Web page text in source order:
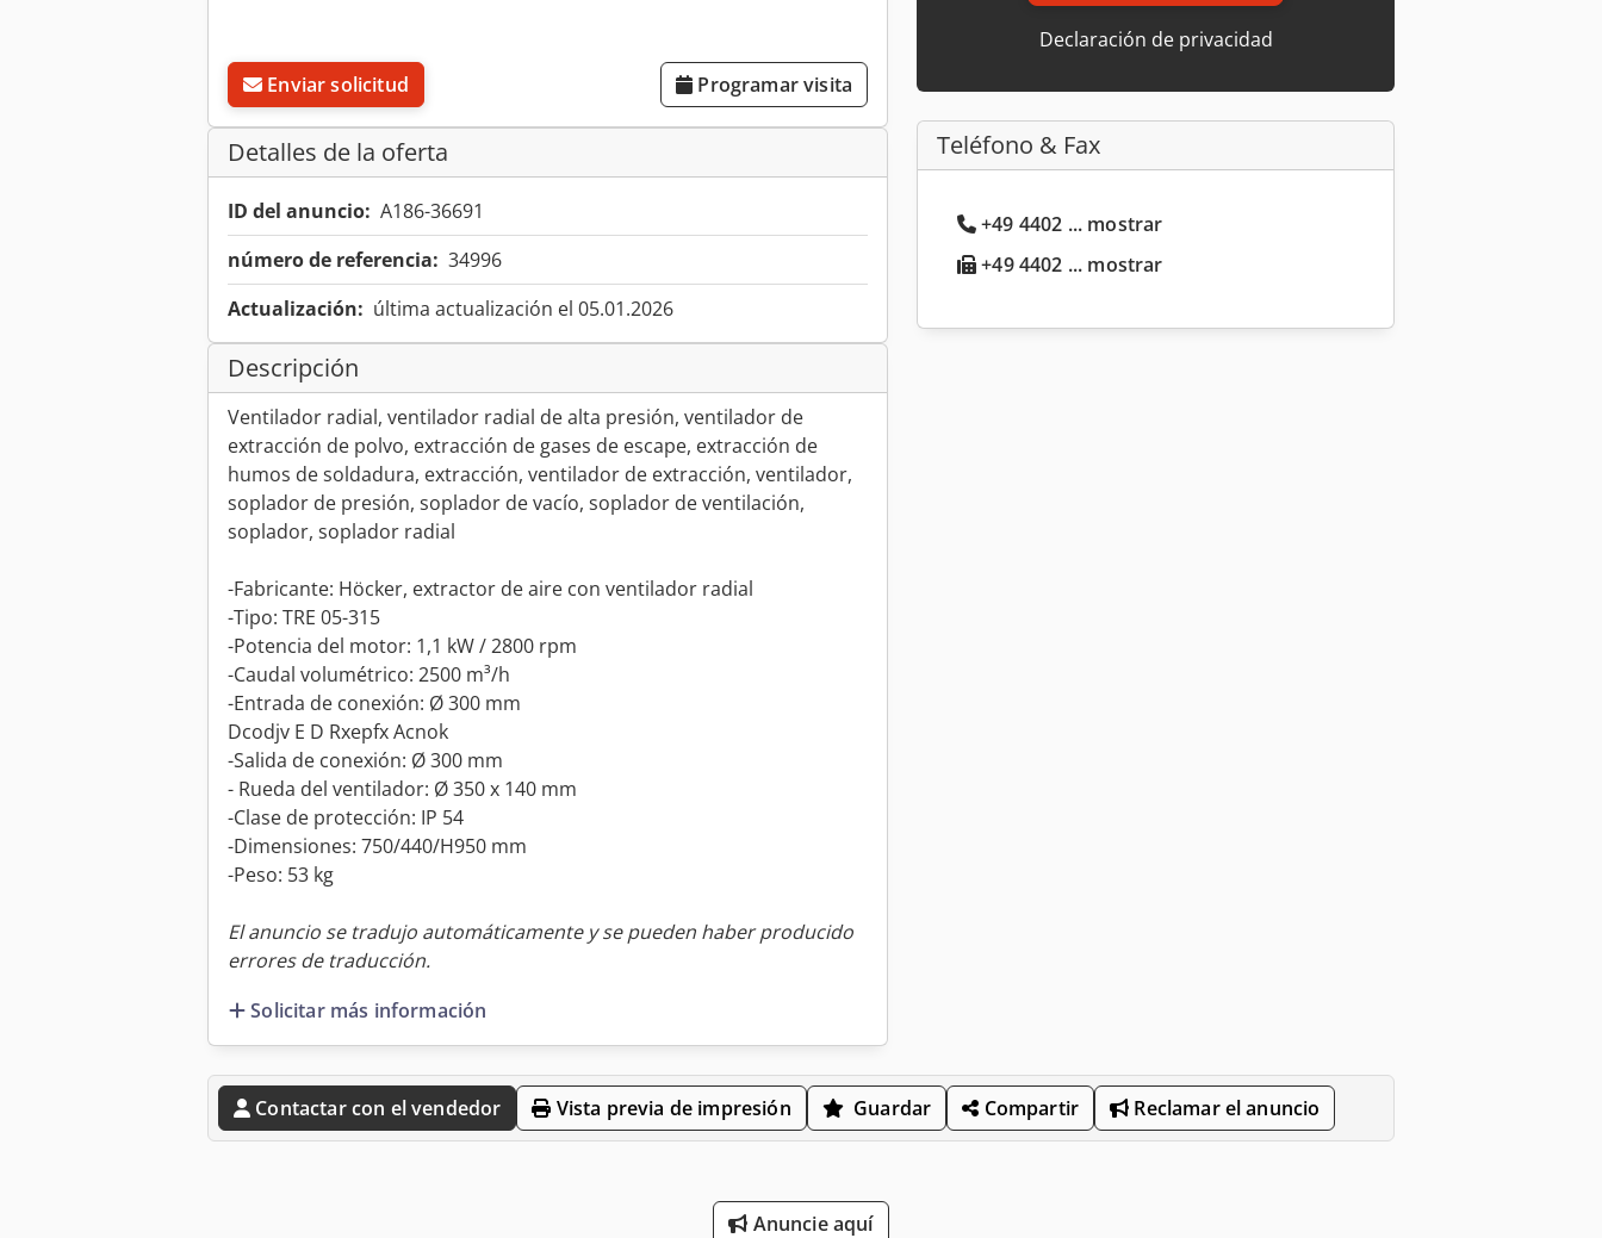
Enviar solicitud Programar visita
Detalles de la oferta
ID del anuncio: A186-36691
número de referencia: 34996
Actualización: última actualización el 05.01.2026
Descripción
Ventilador radial, ventilador radial de alta presión, ventilador de
extracción de polvo, extracción de gases de escape, extracción de
humos de soldadura, extracción, ventilador de extracción, ventilador,
soplador de presión, soplador de vacío, soplador de ventilación,
soplador, soplador radial
-Fabricante: Höcker, extractor de aire con ventilador radial
-Tipo: TRE 05-315
-Potencia del motor: 1,1 kW / 2800 rpm
-Caudal volumétrico: 2500 m³/h
-Entrada de conexión: Ø 300 mm
Dcodjv E D Rxepfx Acnok
-Salida de conexión: Ø 300 mm
- Rueda del ventilador: Ø 350 x 140 mm
-Clase de protección: IP 54
-Dimensiones: 750/440/H950 mm
-Peso: 53 kg
El anuncio se tradujo automáticamente y se pueden haber producido
errores de traducción.
Solicitar más información
Declaración de privacidad
Teléfono & Fax
+49 4402 ... mostrar
+49 4402 ... mostrar
Contactar con el vendedor Vista previa de impresión Guardar Compartir Reclamar el anuncio
Anuncie aquí